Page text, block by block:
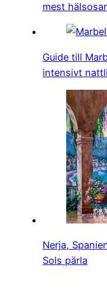
mest
Guide till
intensivt
Nerja,
Sols pärla